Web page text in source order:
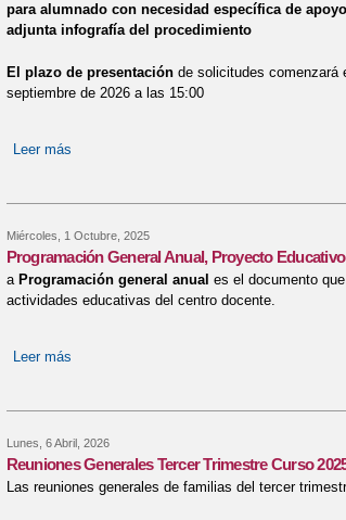
para alumnado con necesidad específica de
adjunta infografía del procedimiento
El plazo de presentaciónde solicitudes comenzará
septiembre de 2026 a las 15:00
Leer más
Miércoles, 1 Octubre, 2025
Programación General Anual, Proyecto
a Programación general anual es el documento
actividades educativas del centro docente.
Leer más
Lunes, 6 Abril, 2026
Reuniones Generales Tercer Trimestre Curso
Las reuniones generales de familias del tercer